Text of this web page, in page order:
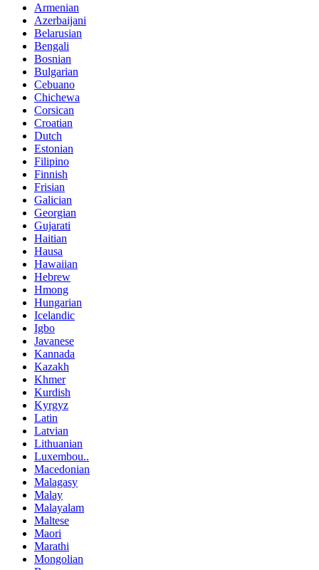
Armenian
Azerbaijani
Belarusian
Bengali
Bosnian
Bulgarian
Cebuano
Chichewa
Corsican
Croatian
Dutch
Estonian
Filipino
Finnish
Frisian
Galician
Georgian
Gujarati
Haitian
Hausa
Hawaiian
Hebrew
Hmong
Hungarian
Icelandic
Igbo
Javanese
Kannada
Kazakh
Khmer
Kurdish
Kyrgyz
Latin
Latvian
Lithuanian
Luxembou..
Macedonian
Malagasy
Malay
Malayalam
Maltese
Maori
Marathi
Mongolian